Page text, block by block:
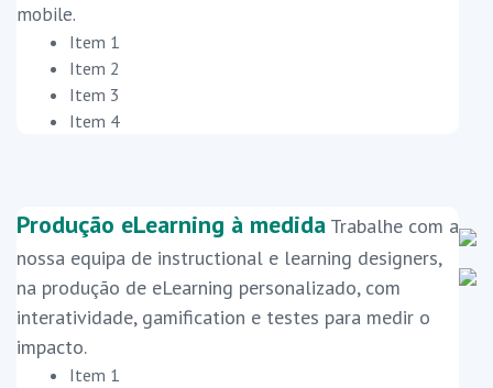
mobile.
Item 1
Item 2
Item 3
Item 4
Produção eLearning à medida Trabalhe com a
nossa equipa de instructional e learning designers,
na produção de eLearning personalizado, com
interatividade, gamification e testes para medir o
impacto.
Item 1